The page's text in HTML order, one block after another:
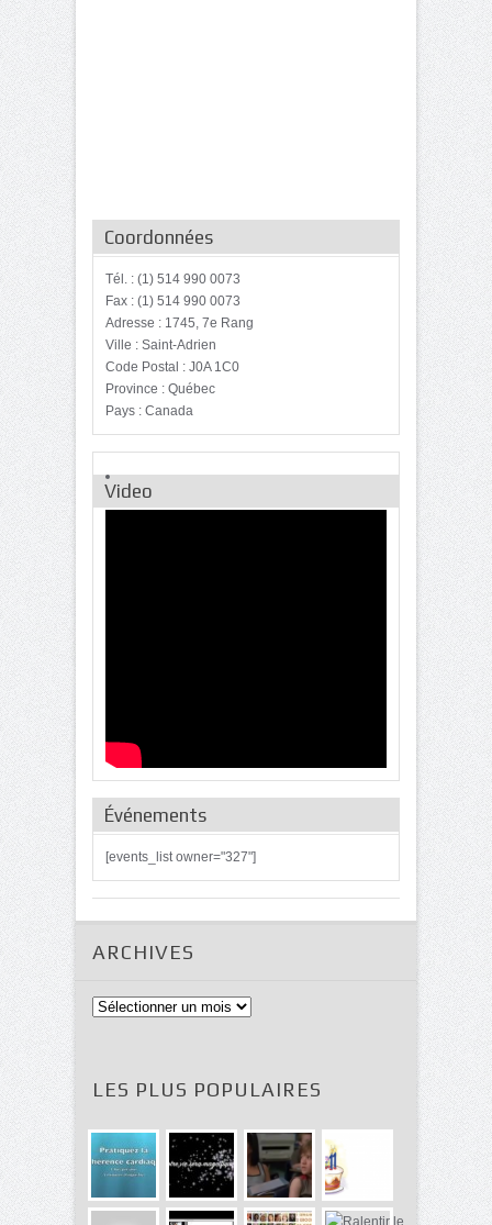
Coordonnées
Tél. : (1) 514 990 0073
Fax : (1) 514 990 0073
Adresse : 1745, 7e Rang
Ville : Saint-Adrien
Code Postal : J0A 1C0
Province : Québec
Pays : Canada
Video
Événements
[events_list owner="327"]
ARCHIVES
Archives
LES PLUS POPULAIRES